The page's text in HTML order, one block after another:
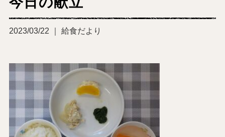
2023/03/22 ｜ 給食だより